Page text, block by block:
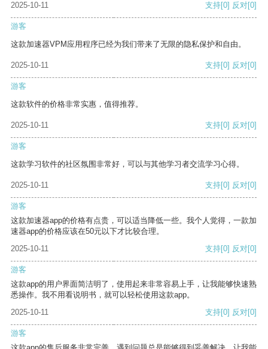
2025-10-11 支持[0] 反对[0]
游客
这款加速器VPM应用程序已经为我们带来了无限的隐私保护和自由。
2025-10-11 支持[0] 反对[0]
游客
这款软件的价格非常实惠，值得推荐。
2025-10-11 支持[0] 反对[0]
游客
这款学习软件的社区氛围非常好，可以与其他学习者交流学习心得。
2025-10-11 支持[0] 反对[0]
游客
这款加速器app的价格有点贵，可以适当降低一些。我个人觉得，一款加
速器app的价格应该在50元以下才比较合理。
2025-10-11
支持[0] 反对[0]
游客
这款app的用户界面简洁明了，使用起来非常容易上手，让我能够快速熟
悉操作。我不用看说明书，就可以轻松使用这款app。
2025-10-11
支持[0] 反对[0]
游客